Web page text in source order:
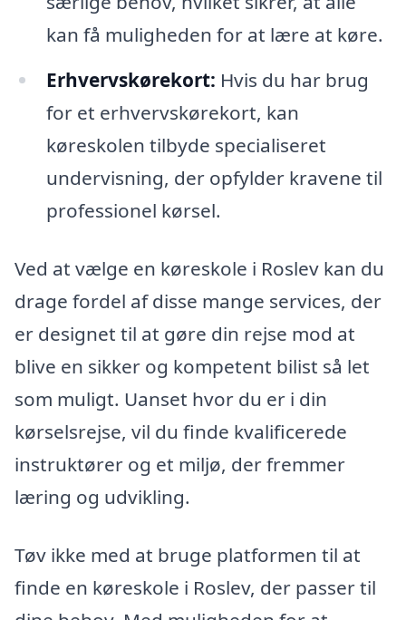
kan få muligheden for at lære at køre.
Erhvervskørekort: Hvis du har brug
for et erhvervskørekort, kan
køreskolen tilbyde specialiseret
undervisning, der opfylder kravene til
professionel kørsel.
Ved at vælge en køreskole i Roslev kan du
drage fordel af disse mange services, der
er designet til at gøre din rejse mod at
blive en sikker og kompetent bilist så let
som muligt. Uanset hvor du er i din
kørselsrejse, vil du finde kvalificerede
instruktører og et miljø, der fremmer
læring og udvikling.
Tøv ikke med at bruge platformen til at
finde en køreskole i Roslev, der passer til